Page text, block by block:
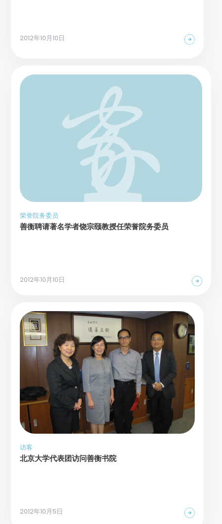
2012年10月10日
荣誉院务委员
善衡聘请著名学者饶宗颐教授任荣誉院务委员
2012年10月10日
访客
北京大学代表团访问善衡书院
2012年10月5日